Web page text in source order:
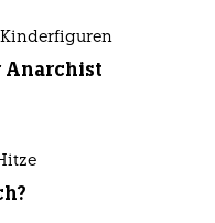
Anarchist